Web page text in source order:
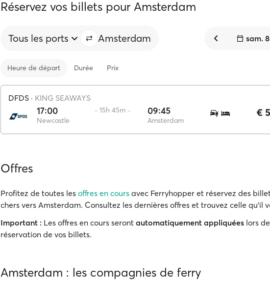
Réservez vos billets pour Amsterdam
Tous les ports Amsterdam sam.
Heure de départ Durée Prix
DFDS · KING SEAWAYS
17:00
Newcastle
·· 15h 45m ·· 09:45
Amsterdam
€
Offres
Profitez de toutes les offres en cours avec Ferryhopper et réservez des
chers vers Amsterdam. Consultez les dernières offres et trouvez celle qu'il
Important : Les offres en cours seront automatiquement appliquées lors
réservation de vos billets.
Amsterdam : les compagnies de ferry